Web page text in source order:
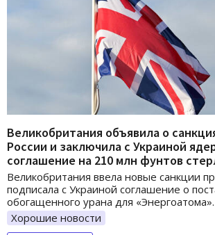
Великобритания объявила о
России и заключила с Украиной
соглашение на 210 млн фунтов
Великобритания ввела новые санкции
подписала с Украиной соглашение о
обогащенного урана для «Энергоатома».
Хорошие новости